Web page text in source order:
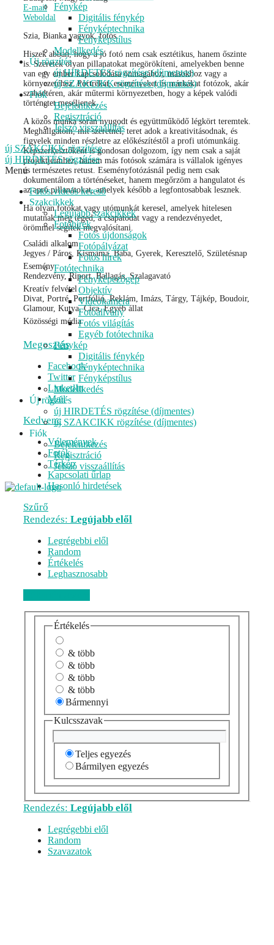
Fénykép
Digitális fénykép
Fényképtechnika
Fényképstílus
Modellkedés
Új rögzítés
új HIRDETÉS rögzítése (díjmentes)
új SZAKCIKK rögzítése (díjmentes)
Fiók
Bejelentkezés
Regisztráció
Jelszó visszaállítás
új SZAKCIKK rögzítése
új HIRDETÉS rögzítése
Menu
Fotós videós kereső
Szakcikkek
Legújabb szakcikkek
Fotóhírek
Fotós újdonságok
Fotópályázat
Fotós hírek
Fotótechnika
Fényképezőgép
Objektív
Videokamera
Fotóállvány
Fotós világítás
Egyéb fotótechnika
Fénykép
Digitális fénykép
Fényképtechnika
Fényképstílus
Modellkedés
Új rögzítés
új HIRDETÉS rögzítése (díjmentes)
új SZAKCIKK rögzítése (díjmentes)
Fiók
Bejelentkezés
Regisztráció
Jelszó visszaállítás
E-mail
Weboldal
Szia, Bianka vagyok, fotós.
Hiszek abban, hogy a jó fotó nem csak esztétikus, hanem őszinte
is. Szeretek olyan pillanatokat megörökíteni, amelyekben benne
van egy ember kapcsolódása önmagához, másokhoz vagy a
környezetéhez. Portrékat, eseményeket és márkákat fotózok, akár
szabadtéren, akár műtermi környezetben, hogy a képek valódi
történetet meséljenek.
A közös munka során nyugodt és együttműködő légkört teremtek.
Meghallgatom, mit szeretnél, teret adok a kreativitásodnak, és
figyelek minden részletre az előkészítéstől a profi utómunkáig.
Képszerkesztőként is gondosan dolgozom, így nem csak a saját
projektjeimhez, hanem más fotósok számára is vállalok igényes
és természetes retust. Eseményfotózásnál pedig nem csak
dokumentálom a történéseket, hanem megőrzöm a hangulatot és
az apró pillanatokat, amelyek később a legfontosabbak lesznek.
Ha olyan fotókat vagy utómunkát keresel, amelyek hitelesen
mutatnak meg téged, a csapatodat vagy a rendezvényedet,
örömmel segítek megvalósítani.
Családi alkalom
Jegyes / Páros, Kismama, Baba, Gyerek, Keresztelő, Születésnap
Esemény
Rendezvény, Riport, Ballagás, Szalagavató
Kreatív felvétel
Divat, Portré, Portfólió, Reklám, Imázs, Tárgy, Tájkép, Boudoir,
Glamour, Kutya, Cica, Egyéb állat
Közösségi média
Megosztás
Facebook
Twitter
LinkedIn
Mail
Kedvenc
Vélemények
Fotók
Térkép
Kapcsolati űrlap
Hasonló hirdetések
Szűrő
Rendezés: Legújabb elől
Legrégebbi elől
Random
Értékelés
Leghasznosabb
Értékelés
& több
& több
& több
& több
Bármennyi
Kulcsszavak
Teljes egyezés
Bármilyen egyezés
Rendezés: Legújabb elől
Legrégebbi elől
Random
Szavazatok